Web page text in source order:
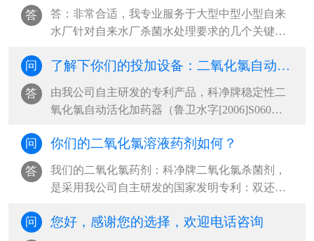
答
答：非常合适，我专业服务于大型中型小型自来
水厂针对自来水厂杀菌水处理要求的几个关键
问 了解下你们的投加设备：二氧化氯自动活化加药器
答
由我公司自主研发的专利产品，科净牌稳定性二
氧化氯自动活化加药器（鲁卫水字[2006]S060
问 你们的二氧化氯溶液药剂如何？
答
我们的二氧化氯药剂：科净牌二氧化氯杀菌剂，
是采用我公司自主研发的国家发明专利：双还原
问 您好，感谢您的选择，欢迎电话咨询